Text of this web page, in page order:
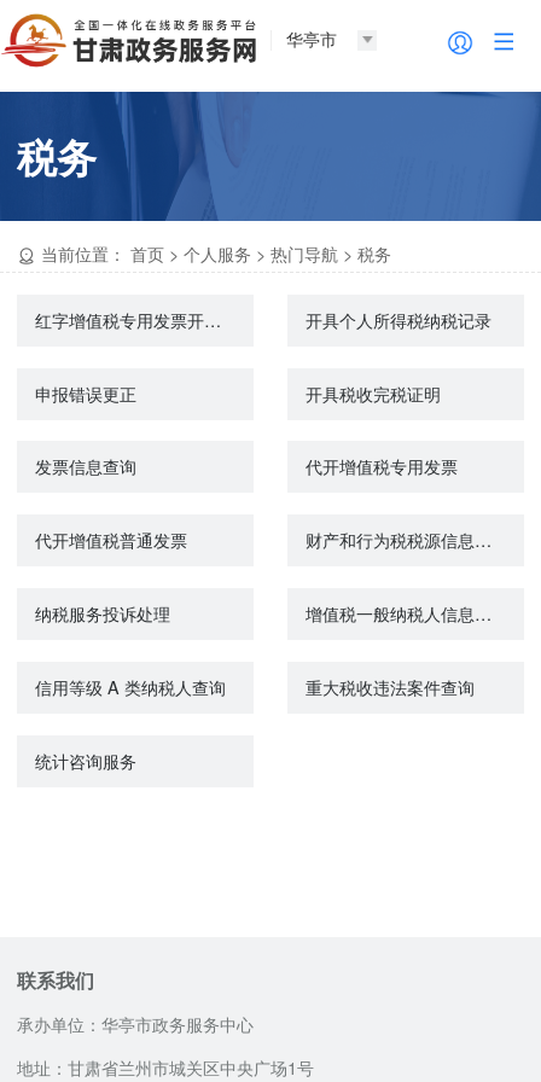
华亭市
税务
当前位置： 首页 >个人服务 >热门导航 >税务
红字增值税专用发票开具申请 开具个人所得税纳税记录
申报错误更正 开具税收完税证明
发票信息查询 代开增值税专用发票
代开增值税普通发票 财产和行为税税源信息报告
纳税服务投诉处理 增值税一般纳税人信息查询
信用等级 A 类纳税人查询 重大税收违法案件查询
统计咨询服务
联系我们
承办单位：华亭市政务服务中心
地址：甘肃省兰州市城关区中央广场1号